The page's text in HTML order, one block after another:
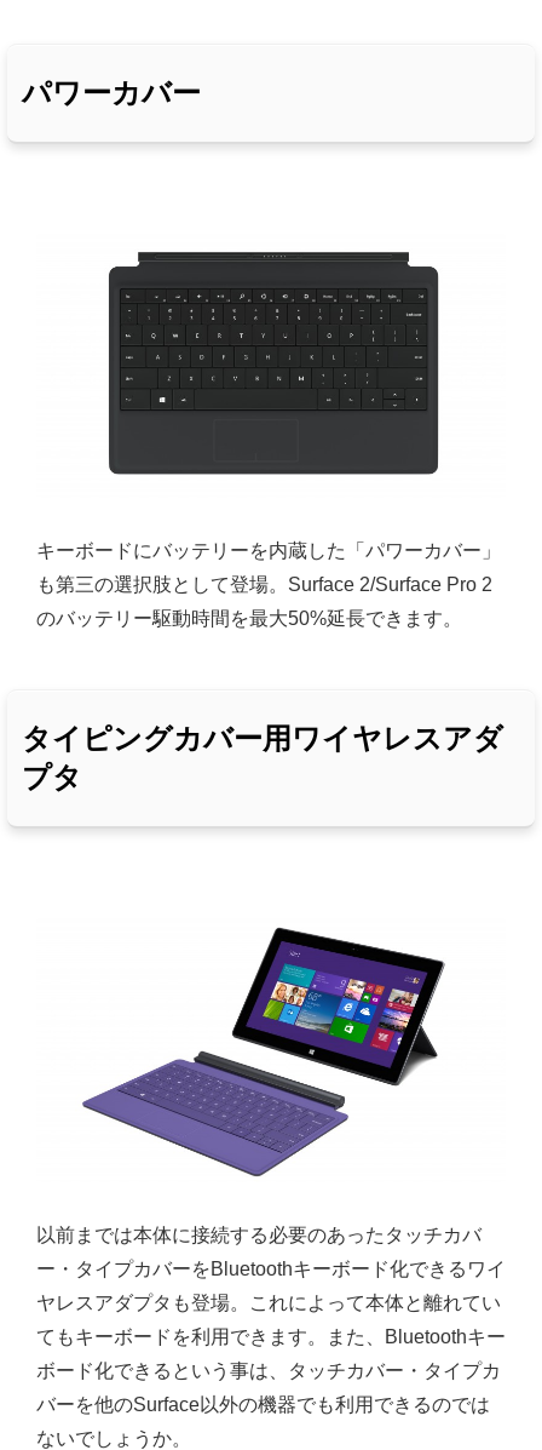
パワーカバー
キーボードにバッテリーを内蔵した「パワーカバー」
も第三の選択肢として登場。Surface 2/Surface Pro 2
のバッテリー駆動時間を最大50%延長できます。
タイピングカバー用ワイヤレスアダ
プタ
以前までは本体に接続する必要のあったタッチカバ
ー・タイプカバーをBluetoothキーボード化できるワイ
ヤレスアダプタも登場。これによって本体と離れてい
てもキーボードを利用できます。また、Bluetoothキー
ボード化できるという事は、タッチカバー・タイプカ
バーを他のSurface以外の機器でも利用できるのでは
ないでしょうか。